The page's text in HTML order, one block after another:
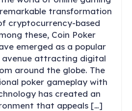
transformation
cryptocurrency-based
these, Coin Poker
emerged as a popular
avenue attracting digital
around the globe. The
poker gameplay with
has created an
that appeals […]